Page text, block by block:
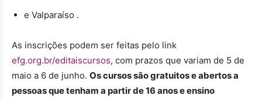
e Valparaíso .
As inscrições podem ser feitas pelo link
efg.org.br/editaiscursos, com prazos que variam de 5 de
maio a 6 de junho. Os cursos são gratuitos e abertos a
pessoas que tenham a partir de 16 anos e ensino